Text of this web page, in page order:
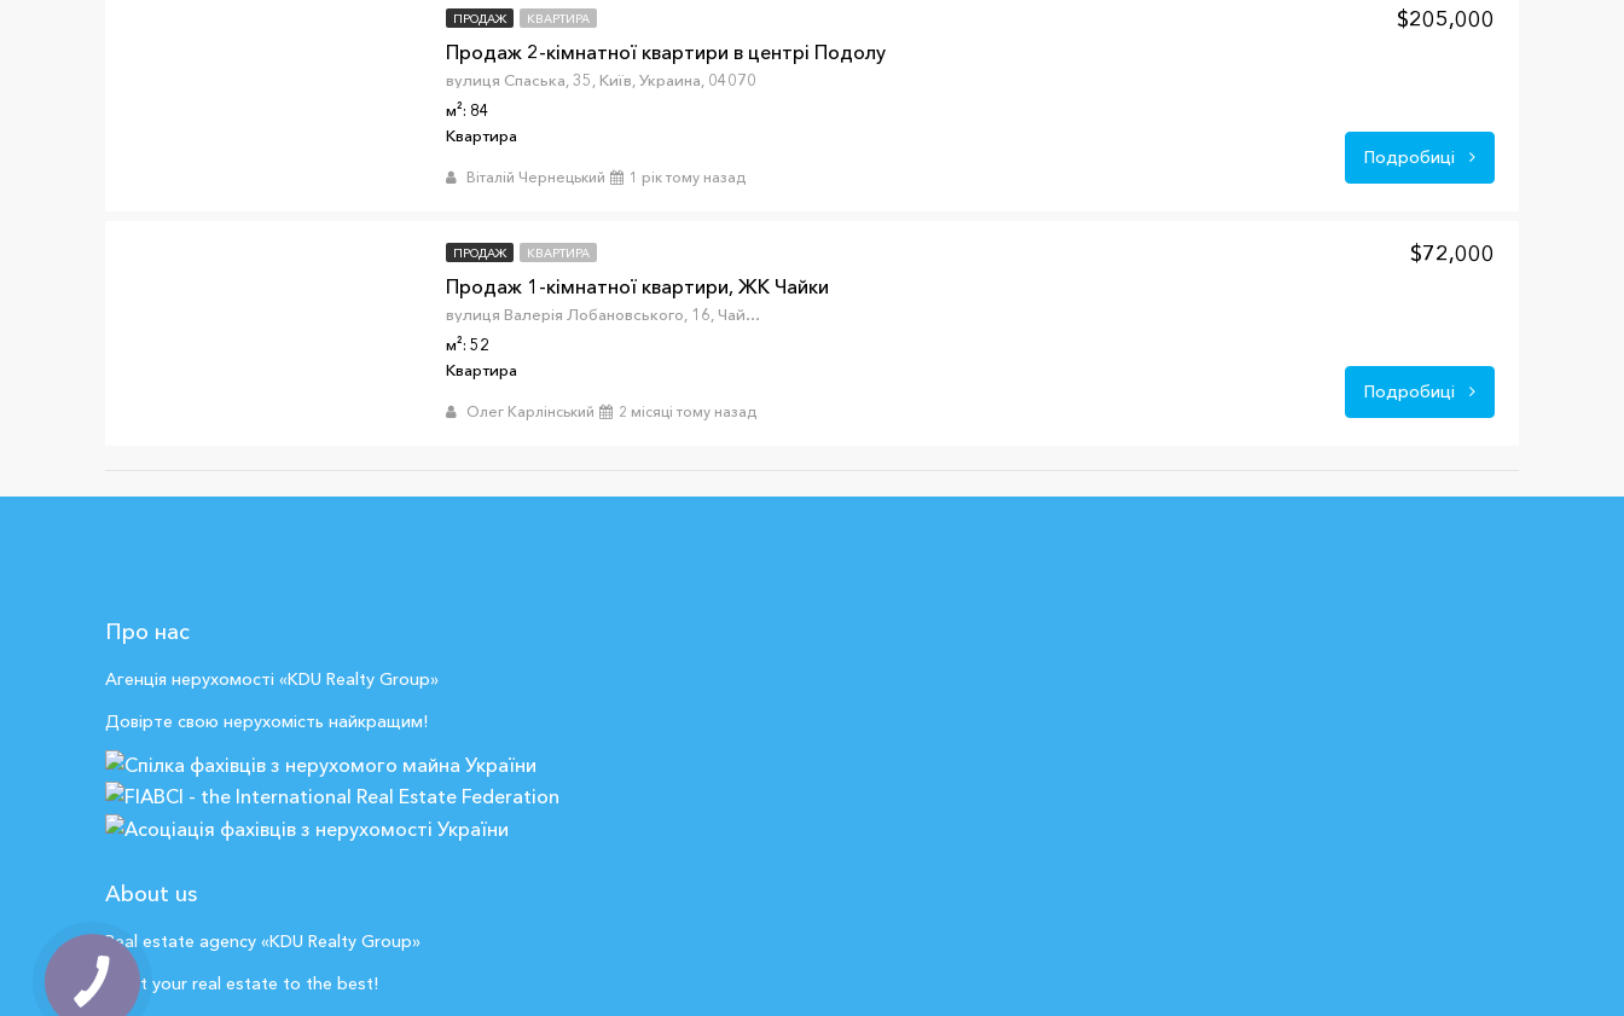
ПРОДАЖ КВАРТИРА
Продаж 2-кімнатної квартири в центрі Подолу
вулиця Спаська, 35, Київ, Украина, 04070
м²: 84
Квартира
Віталій Чернецький 1 рік тому назад
$205,000
Подробиці
ПРОДАЖ КВАРТИРА
Продаж 1-кімнатної квартири, ЖК Чайки
вулиця Валерія Лобановського, 16, Чайки, Київська область, Украина, 08130
м²: 52
Квартира
Олег Карлінський 2 місяці тому назад
$72,000
Подробиці
Про нас
Агенція нерухомості «KDU Realty Group»
Довірте свою нерухомість найкращим!
About us
Real estate agency «KDU Realty Group»
Trust your real estate to the best!